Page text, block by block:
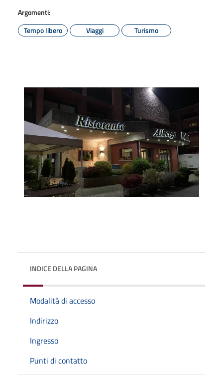
Argomenti:
Tempo libero
Viaggi Turismo
INDICE DELLA PAGINA
Modalità di accesso
Indirizzo
Ingresso
Punti di contatto